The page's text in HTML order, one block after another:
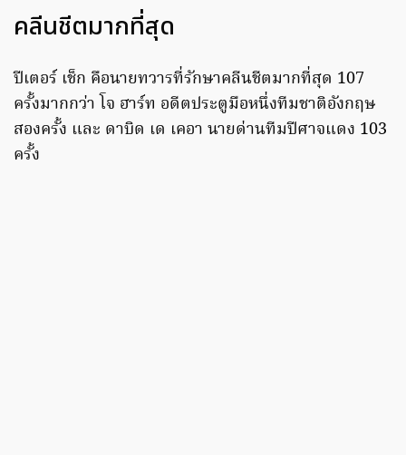
คลีนชีตมากที่สุด
ปีเตอร์ เช็ก คือนายทวารที่รักษาคลีนชีตมากที่สุด 107
ครั้งมากกว่า โจ ฮาร์ท อดีตประตูมือหนึ่งทีมชาติอังกฤษ
สองครั้ง และ ดาบิด เด เคอา นายด่านทีมปีศาจแดง 103
ครั้ง